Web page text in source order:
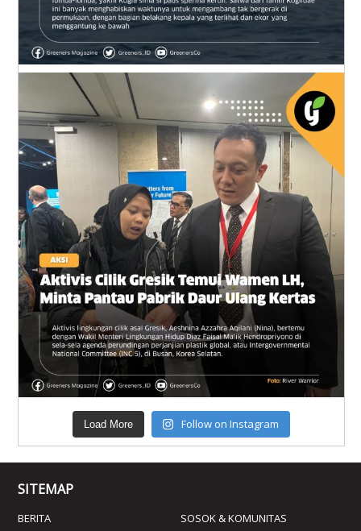
Load More Follow on Instagram
SITEMAP
BERITA
SOSOK & KOMUNITAS